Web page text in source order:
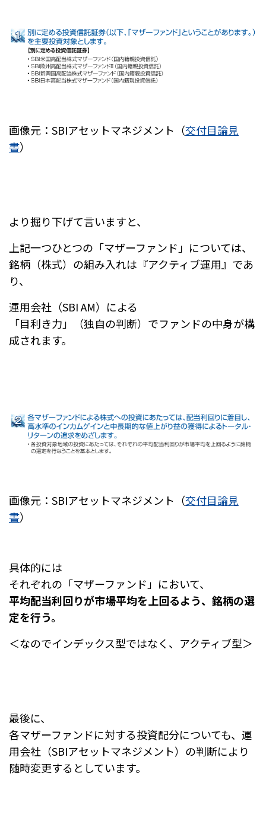
画像元：SBIアセットマネジメント（交付目論見
書）
より掘り下げて言いますと、
上記一つひとつの「マザーファンド」については、
銘柄（株式）の組み入れは 『アクティブ運用』であ
り、
運用会社（SBI AM）による
「目利き力」（独自の判断）でファンドの中身が構
成されます。
画像元：SBIアセットマネジメント（交付目論見
書）
具体的には
それぞれの「マザーファンド」において、
平均配当利回りが市場平均を上回るよう、銘柄の選
定を行う。
＜なのでインデックス型ではなく、アクティブ型＞
最後に、
各マザーファンドに対する投資配分についても、 運
用会社（SBIアセットマネジメント）の判断により
随時変更するとしています。